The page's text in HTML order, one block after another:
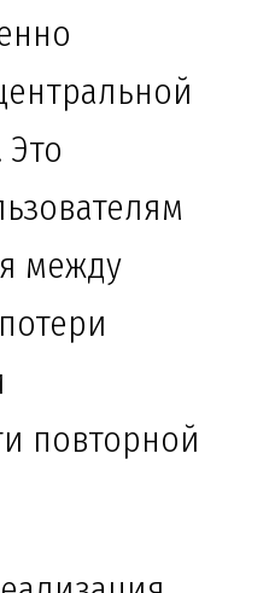
Это
между
повторной